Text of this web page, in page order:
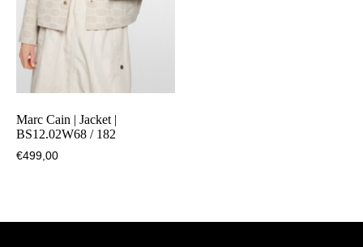
Marc Cain | Jacket |
BS12.02W68 / 182
€499,00